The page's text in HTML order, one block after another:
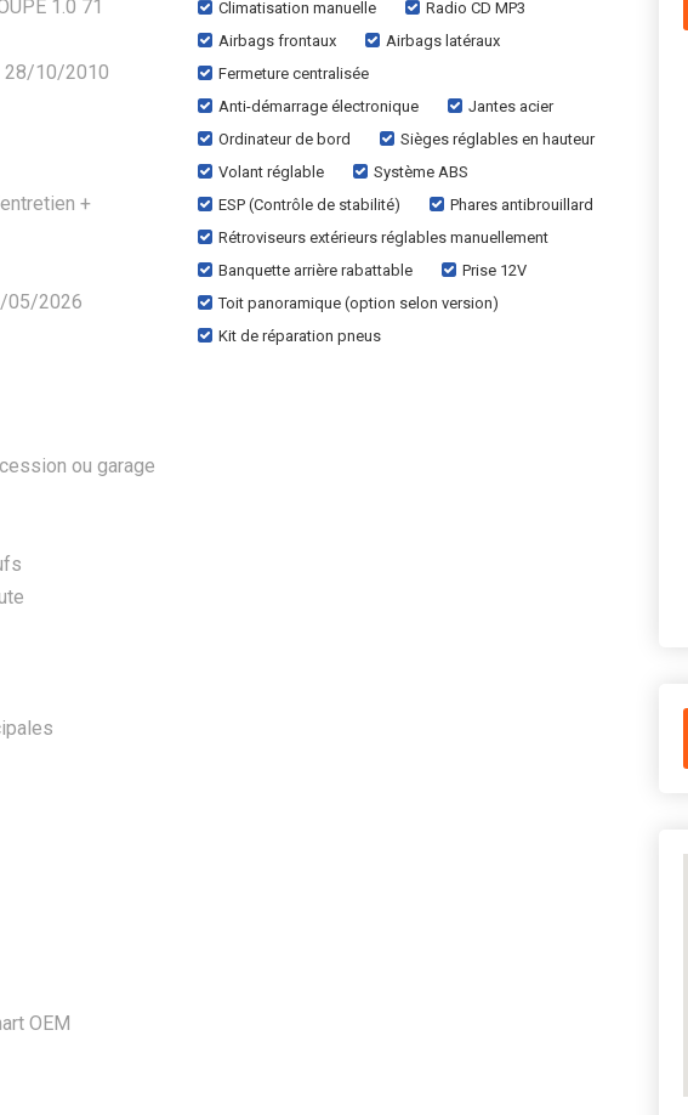
1.0 71
28/10/2010
+
05/2026
ou garage
OEM
Climatisation manuelle
Radio CD MP3
Airbags frontaux
Airbags latéraux
Fermeture centralisée
Anti-démarrage électronique
Jantes acier
Ordinateur de bord
Sièges réglables en hauteur
Volant réglable
Système ABS
ESP (Contrôle de stabilité)
Phares antibrouillard
Rétroviseurs extérieurs réglables manuellement
Banquette arrière rabattable
Prise 12V
Toit panoramique (option selon version)
Kit de réparation pneus